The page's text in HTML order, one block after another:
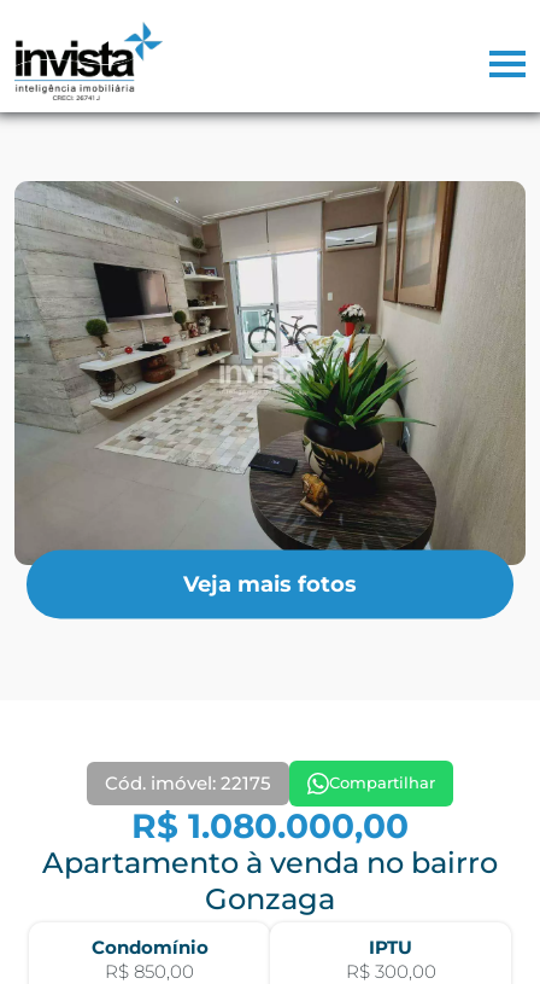
Veja mais fotos
Cód. imóvel: 22175 Compartilhar
R$ 1.080.000,00
Apartamento à venda no bairro
Gonzaga
Condomínio
R$ 850,00
IPTU
R$ 300,00